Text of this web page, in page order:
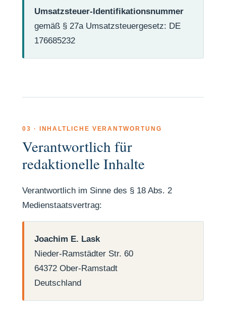
Umsatzsteuer-Identifikationsnummer
gemäß § 27a Umsatzsteuergesetz: DE
176685232
03 · INHALTLICHE VERANTWORTUNG
Verantwortlich für
redaktionelle Inhalte
Verantwortlich im Sinne des § 18 Abs. 2
Medienstaatsvertrag:
Joachim E. Lask
Nieder-Ramstädter Str. 60
64372 Ober-Ramstadt
Deutschland